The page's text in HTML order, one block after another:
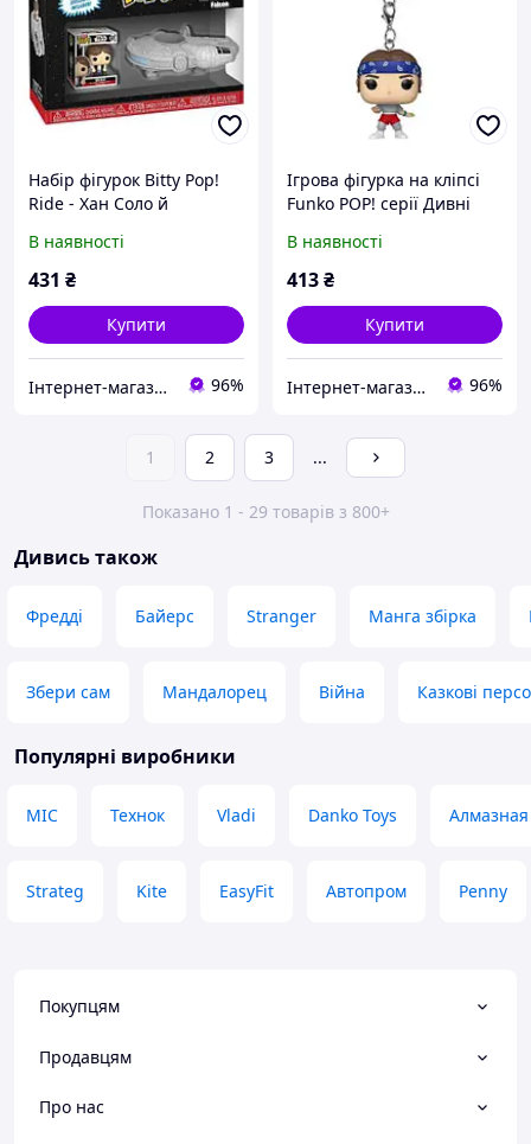
Набір фігурок Bitty Pop!
Ride - Хан Соло й
В наявності
431 ₴
Купити
Інтернет-магазин "NOWA" - товари для всієї родини! 96%
Ігрова фігурка на кліпсі
Funko POP! серії Дивні
банданою
В наявності
413₴
Купити
Інтернет-магазин "NOWA" - товари для всієї родини! 96%
1 2 3 ...
Показано 1 - 29 товарів з 800+
Дивись також
Фредді Байерс Stranger Манга збірка
Збери сам Мандалорец Війна Казкові
Популярні виробники
MIC Технок Vladi Danko Toys
Strateg Kite EasyFit Автопром Penny
Покупцям
Продавцям
Про нас